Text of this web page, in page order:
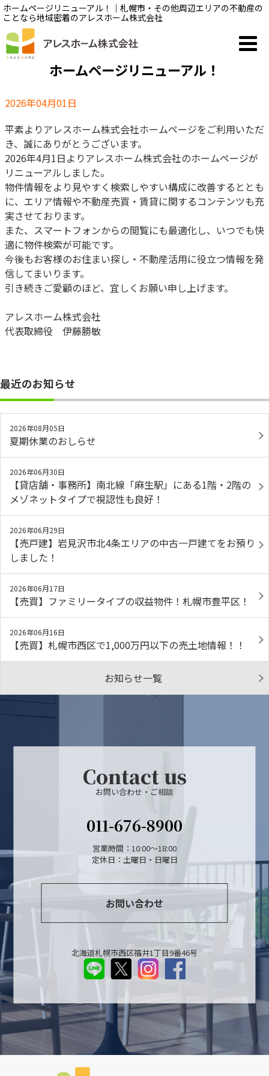
ホームページリニューアル！｜札幌市・その他周辺エリアの不動産の
ことなら地域密着のアレスホーム株式会社
ホームページリニューアル！
2026年04月01日
平素よりアレスホーム株式会社ホームページをご利用いただ
き、誠にありがとうございます。
2026年4月1日よりアレスホーム株式会社のホームページが
リニューアルしました。
物件情報をより見やすく検索しやすい構成に改善するととも
に、エリア情報や不動産売買・賃貸に関するコンテンツも充
実させております。
また、スマートフォンからの閲覧にも最適化し、いつでも快
適に物件検索が可能です。
今後もお客様のお住まい探し・不動産活用に役立つ情報を発
信してまいります。
引き続きご愛顧のほど、宜しくお願い申し上げます。
アレスホーム株式会社
代表取締役 伊藤勝敏
最近のお知らせ
2026年08月05日
夏期休業のおしらせ
2026年06月30日
【貸店舗・事務所】南北線「麻生駅」にある1階・2階の
メゾネットタイプで視認性も良好！
2026年06月29日
【売戸建】岩見沢市北4条エリアの中古一戸建てをお預り
しました！
2026年06月17日
【売買】ファミリータイプの収益物件！札幌市豊平区！
2026年06月16日
【売買】札幌市西区で1,000万円以下の売土地情報！！
お知らせ一覧
Contact us
お問い合わせ・ご相談
011-676-8900
営業時間：10:00～18:00
定休日：土曜日・日曜日
お問い合わせ
北海道札幌市西区福井1丁目9番46号